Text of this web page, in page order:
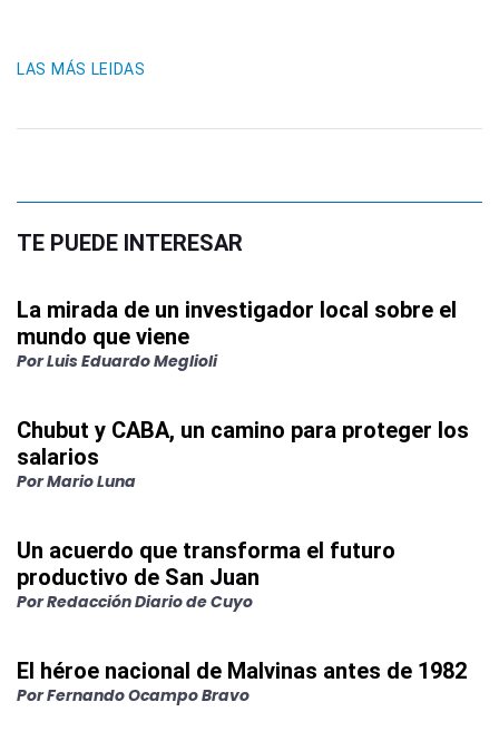
LAS MÁS LEIDAS
TE PUEDE INTERESAR
La mirada de un investigador local sobre el
mundo que viene
PorLuis Eduardo Meglioli
Chubut y CABA, un camino para proteger los
salarios
PorMario Luna
Un acuerdo que transforma el futuro
productivo de San Juan
PorRedacción Diario de Cuyo
El héroe nacional de Malvinas antes de 1982
PorFernando Ocampo Bravo